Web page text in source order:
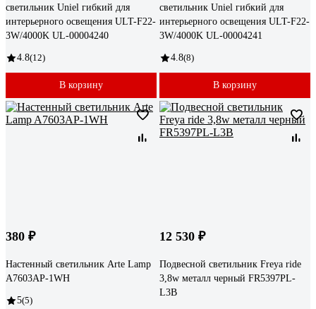
светильник Uniel гибкий для
интерьерного освещения ULT-F22-
3W/4000K UL-00004240
4.8(12)
В корзину
светильник Uniel гибкий для
интерьерного освещения ULT-F22-
3W/4000K UL-00004241
4.8(8)
В корзину
380 ₽
Настенный светильник Arte Lamp
A7603AP-1WH
5(5)
12 530 ₽
Подвесной светильник Freya ride
3,8w металл черный FR5397PL-
L3B